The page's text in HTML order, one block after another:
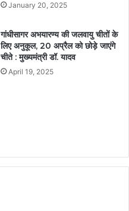
January 20, 2025
गांधीसागर अभयारण्य की जलवायु चीतों के
लिए अनुकूल, 20 अप्रैल को छोड़े जाएंगे
चीते : मुख्यमंत्री डॉ. यादव
April 19, 2025